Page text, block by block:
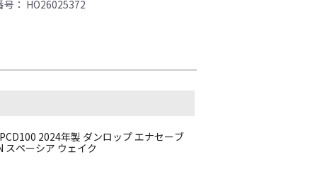
： HO26025372
2024年製 ダンロップ エナセーブ
スペーシア ウェイク